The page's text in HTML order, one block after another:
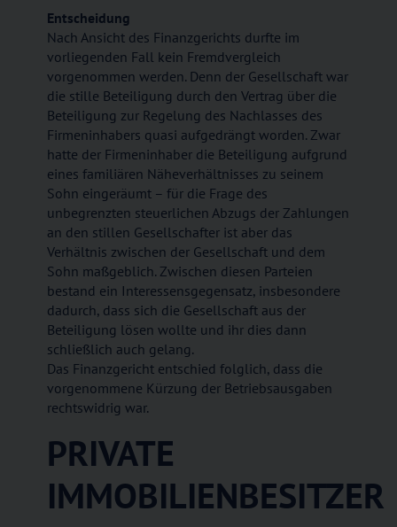
Entscheidung
Nach Ansicht des Finanzgerichts durfte im
vorliegenden Fall kein Fremdvergleich
vorgenommen werden. Denn der Gesellschaft war
die stille Beteiligung durch den Vertrag über die
Beteiligung zur Regelung des Nachlasses des
Firmeninhabers quasi aufgedrängt worden. Zwar
hatte der Firmeninhaber die Beteiligung aufgrund
eines familiären Näheverhältnisses zu seinem
Sohn eingeräumt – für die Frage des
unbegrenzten steuerlichen Abzugs der Zahlungen
an den stillen Gesellschafter ist aber das
Verhältnis zwischen der Gesellschaft und dem
Sohn maßgeblich. Zwischen diesen Parteien
bestand ein Interessensgegensatz, insbesondere
dadurch, dass sich die Gesellschaft aus der
Beteiligung lösen wollte und ihr dies dann
schließlich auch gelang.
Das Finanzgericht entschied folglich, dass die
vorgenommene Kürzung der Betriebsausgaben
rechtswidrig war.
PRIVATE
IMMOBILIENBESITZER